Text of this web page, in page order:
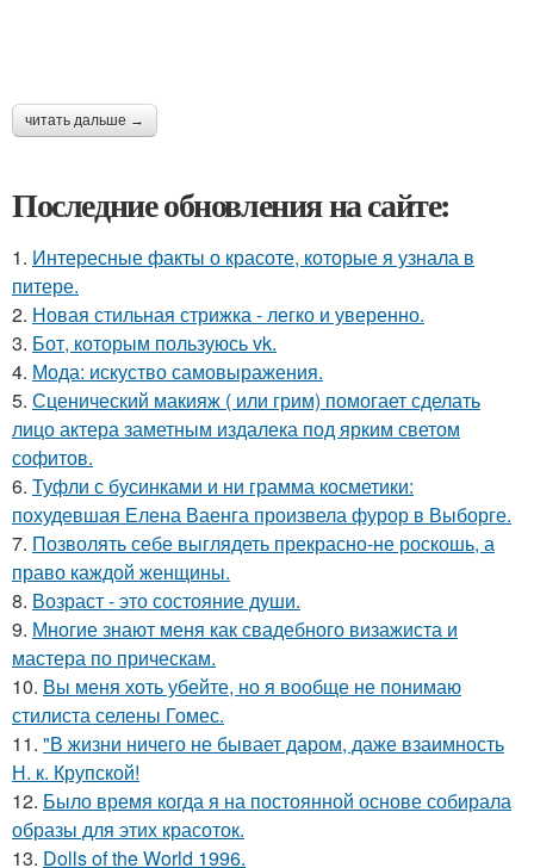
читать дальше →
Последние обновления на сайте:
1. Интересные факты о красоте, которые я узнала в
питере.
2. Новая стильная стрижка - легко и уверенно.
3. Бот, которым пользуюсь vk.
4. Мода: искуство самовыражения.
5. Сценический макияж ( или грим) помогает сделать
лицо актера заметным издалека под ярким светом
софитов.
6. Туфли с бусинками и ни грамма косметики:
похудевшая Елена Ваенга произвела фурор в Выборге.
7. Позволять себе выглядеть прекрасно-не роскошь, а
право каждой женщины.
8. Возраст - это состояние души.
9. Многие знают меня как свадебного визажиста и
мастера по прическам.
10. Вы меня хоть убейте, но я вообще не понимаю
стилиста селены Гомес.
11. "В жизни ничего не бывает даром, даже взаимность
Н. к. Крупской!
12. Было время когда я на постоянной основе собирала
образы для этих красоток.
13. Dolls of the World 1996.